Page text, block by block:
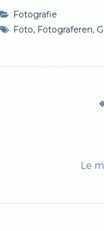
Fotografie
Foto, Fotograferen,
Next
Le